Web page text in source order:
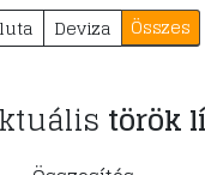
Deviza Összes
török